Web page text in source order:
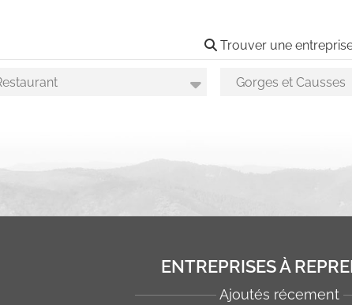
Trouver une
Choix des secteurs
ENTREPRISES À
Ajoutés récement